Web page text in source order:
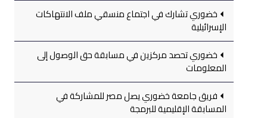
خضوري تشارك في اجتماع منسقي ملف الانتهاكات
الإسرائيلية
خضوري تحصد مركزين في مسابقة حق الوصول إلى
المعلومات
فريق جامعة خضوري يصل مصر للمشاركة في
المسابقة الإقليمية للبرمجة